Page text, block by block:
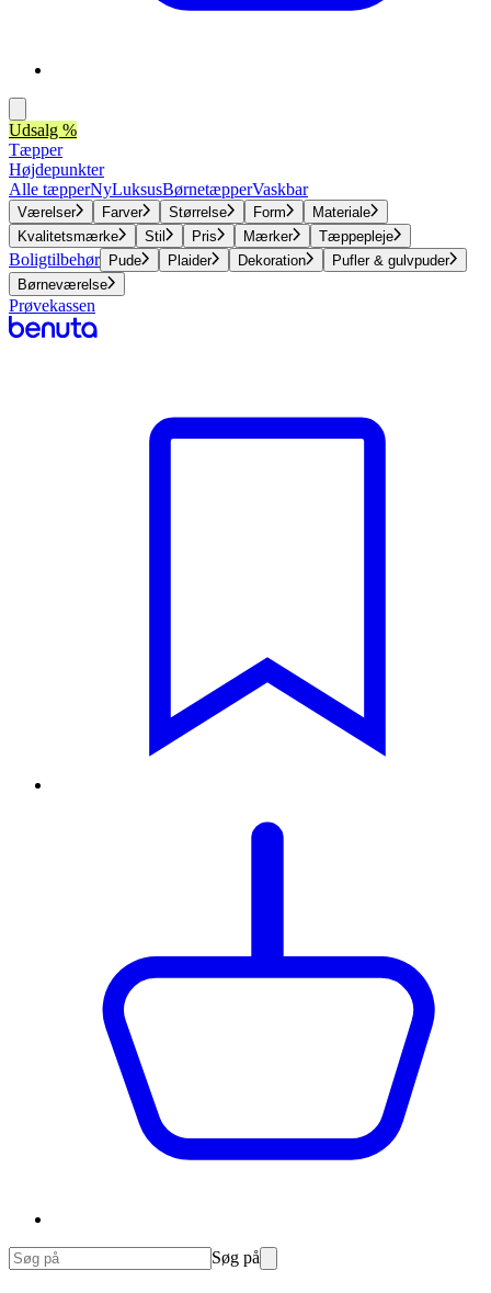
Udsalg %
Tæpper
Højdepunkter
Alle tæpperNyLuksusBørnetæpperVaskbar
Værelser Farver Størrelse Form
Materiale
Kvalitetsmærke
Stil Pris Mærker Tæppepleje
Boligtilbehør Pude Plaider Dekoration
Pufler & gulvpuder
Børneværelse
Prøvekassen
Søg på